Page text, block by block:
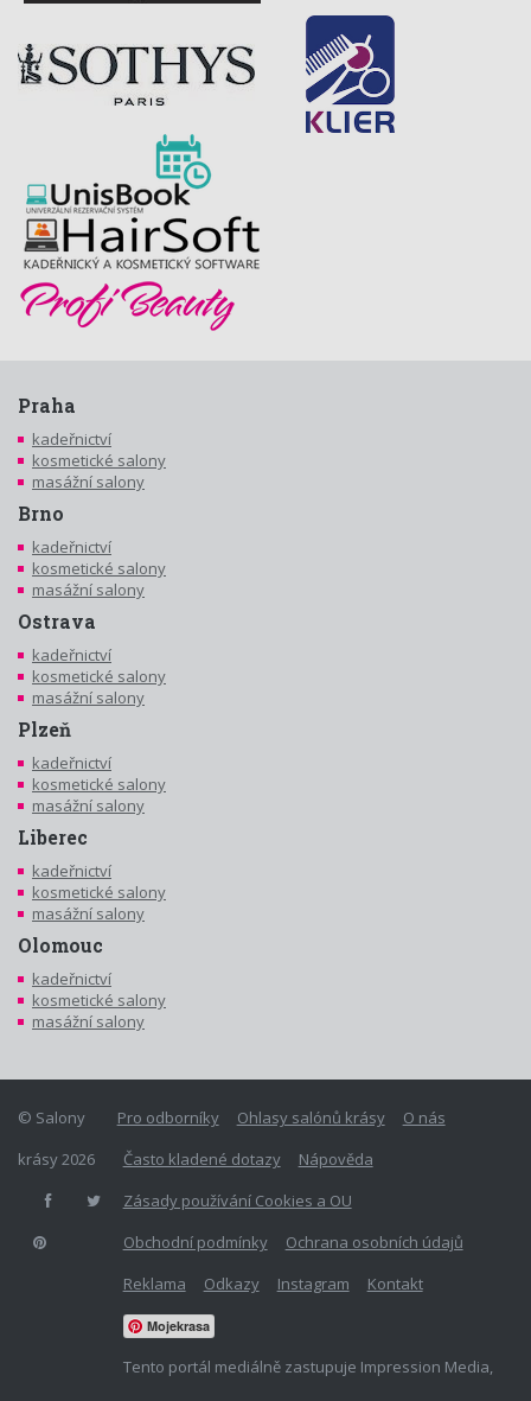
Praha
kadeřnictví
kosmetické salony
masážní salony
Brno
kadeřnictví
kosmetické salony
masážní salony
Ostrava
kadeřnictví
kosmetické salony
masážní salony
Plzeň
kadeřnictví
kosmetické salony
masážní salony
Liberec
kadeřnictví
kosmetické salony
masážní salony
Olomouc
kadeřnictví
kosmetické salony
masážní salony
Pro odborníky Ohlasy salónů krásy
O nás
Často kladené dotazy
Nápověda
Zásady používání Cookies a OU
Obchodní podmínky
Ochrana osobních údajů
Reklama
Odkazy Instagram Kontakt
Mojekrasa
Tento portál mediálně zastupuje Impression Media,
© Salony
krásy 2026